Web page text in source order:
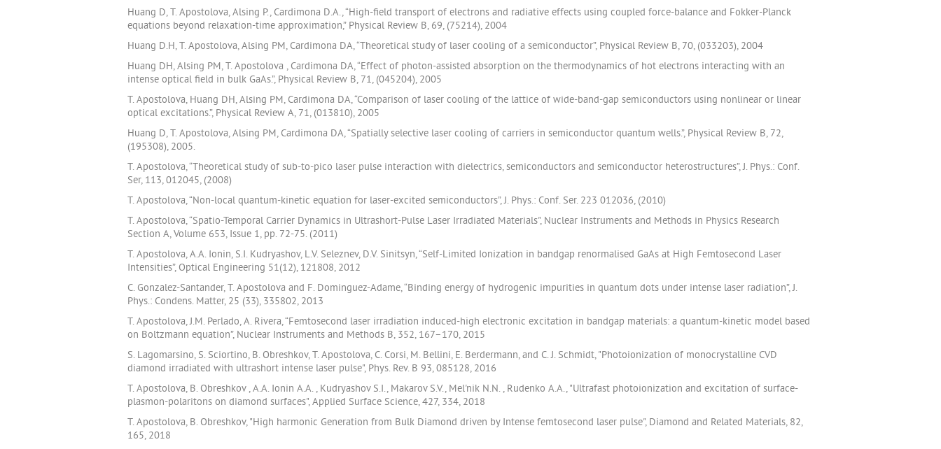
Huang D, T. Apostolova, Alsing P., Cardimona D.A., “High-field transport of electrons and radiative effects using coupled force-balance and Fokker-Planck
equations beyond relaxation-time approximation,” Physical Review B, 69, (75214), 2004
Huang D.H, T. Apostolova, Alsing PM, Cardimona DA, “Theoretical study of laser cooling of a semiconductor”, Physical Review B, 70, (033203), 2004
Huang DH, Alsing PM, T. Apostolova , Cardimona DA, “Effect of photon-assisted absorption on the thermodynamics of hot electrons interacting with an
intense optical field in bulk GaAs.”, Physical Review B, 71, (045204), 2005
T. Apostolova, Huang DH, Alsing PM, Cardimona DA, “Comparison of laser cooling of the lattice of wide-band-gap semiconductors using nonlinear or linear
optical excitations.”, Physical Review A, 71, (013810), 2005
Huang D, T. Apostolova, Alsing PM, Cardimona DA, “Spatially selective laser cooling of carriers in semiconductor quantum wells.”, Physical Review B, 72,
(195308), 2005.
T. Apostolova, “Theoretical study of sub-to-pico laser pulse interaction with dielectrics, semiconductors and semiconductor heterostructures”, J. Phys.: Conf.
Ser, 113, 012045, (2008)
T. Apostolova, “Non-local quantum-kinetic equation for laser-excited semiconductors”, J. Phys.: Conf. Ser. 223 012036, (2010)
T. Apostolova, “Spatio-Temporal Carrier Dynamics in Ultrashort-Pulse Laser Irradiated Materials", Nuclear Instruments and Methods in Physics Research
Section A, Volume 653, Issue 1, pp. 72-75. (2011)
T. Apostolova, A.A. Ionin, S.I. Kudryashov, L.V. Seleznev, D.V. Sinitsyn, “Self-Limited Ionization in bandgap renormalised GaAs at High Femtosecond Laser
Intensities”, Optical Engineering 51(12), 121808, 2012
C. Gonzalez-Santander, T. Apostolova and F. Dominguez-Adame, “Binding energy of hydrogenic impurities in quantum dots under intense laser radiation”, J.
Phys.: Condens. Matter, 25 (33), 335802, 2013
T. Apostolova, J.M. Perlado, A. Rivera, “Femtosecond laser irradiation induced-high electronic excitation in bandgap materials: a quantum-kinetic model based
on Boltzmann equation”, Nuclear Instruments and Methods B, 352, 167–170, 2015
S. Lagomarsino, S. Sciortino, B. Obreshkov, T. Apostolova, C. Corsi, M. Bellini, E. Berdermann, and C. J. Schmidt, "Photoionization of monocrystalline CVD
diamond irradiated with ultrashort intense laser pulse", Phys. Rev. B 93, 085128, 2016
T. Apostolova, B. Obreshkov , A.A. Ionin A.A. , Kudryashov S.I., Makarov S.V., Mel'nik N.N. , Rudenko A.A., "Ultrafast photoionization and excitation of surface-
plasmon-polaritons on diamond surfaces", Applied Surface Science, 427, 334, 2018
T. Apostolova, B. Obreshkov, "High harmonic Generation from Bulk Diamond driven by Intense femtosecond laser pulse", Diamond and Related Materials, 82,
165, 2018